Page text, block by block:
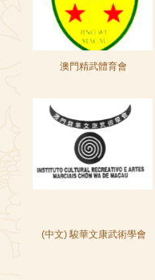
澳門精武體育會
(中文) 駿華文康武術學會